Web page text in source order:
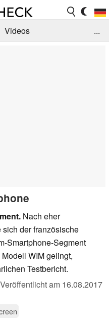
Videos
...
Nach eher
der französische
Smartphone-Segment
WIM gelingt,
Testbericht.
Veröffentlicht am 16.08.2017